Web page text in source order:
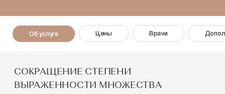
Об услуге Цены Врачи
СОКРАЩЕНИЕ СТЕПЕНИ
ВЫРАЖЕННОСТИ МНОЖЕСТВА